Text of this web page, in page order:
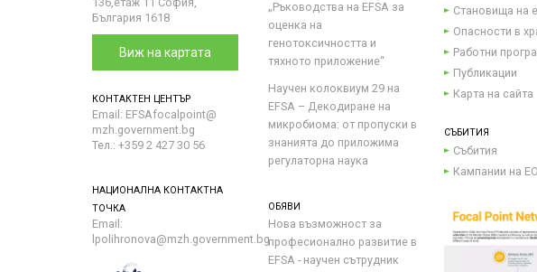
България 1618
Виж на картата
КОНТАКТЕН ЦЕНТЪР
Email: EFSAfocalpoint@
mzh.government.bg
Тел.: +359 2 427 30 56
НАЦИОНАЛНА КОНТАКТНА
ТОЧКА
Email:
lpolihronova@mzh.government.bg
„Ръководства на ЕFSA за
оценка на
генотоксичността и
тяхното приложение“
Научен колоквиум 29 на
EFSA – Декодиране на
микробиома: от пропуски в
знанията до приложима
регулаторна наука
ОБЯВИ
Нова възможност за
професионално развитие в
EFSA - научен сътрудник
Становища на
Опасности в
Работни
Публикации
Карта на сайта
СЪБИТИЯ
Събития
Кампании на